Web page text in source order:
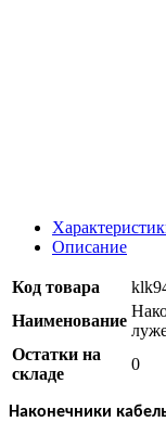
Описание
Код товара
Наименование
Остатки на
складе
0
Наконечники